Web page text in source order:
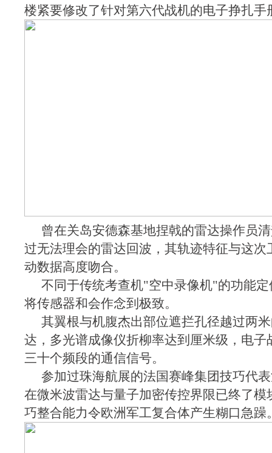
楼紧要修改了针对第六代战机的电子挣扎手
曾在关岛安德森基地捏戟的雷达操作员
过无法理会的雷达回波，其轨迹特征与这次
动数据高度吻合。
不同于传统考查机"空中录像机"的功能
将传感器和会作念到极致。
其翼根与机腹杰出部位遮拦孔径越过两
达，多光谱成像仪折柳率达到厘米级，电子
三十个频段的通信信号。
参加过珠海航展的法国赛峰集团技巧代
在微米波雷达与量子加密传控界限已终了模
巧整合能力令欧洲军工复合体产生糊口急躁